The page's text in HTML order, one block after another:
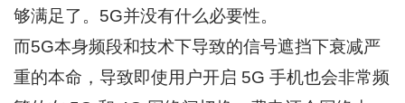
够满足了。5G并没有什么必要性。
而5G本身频段和技术下导致的信号遮挡下衰减严
重的本命，导致即使用户开启 5G 手机也会非常频